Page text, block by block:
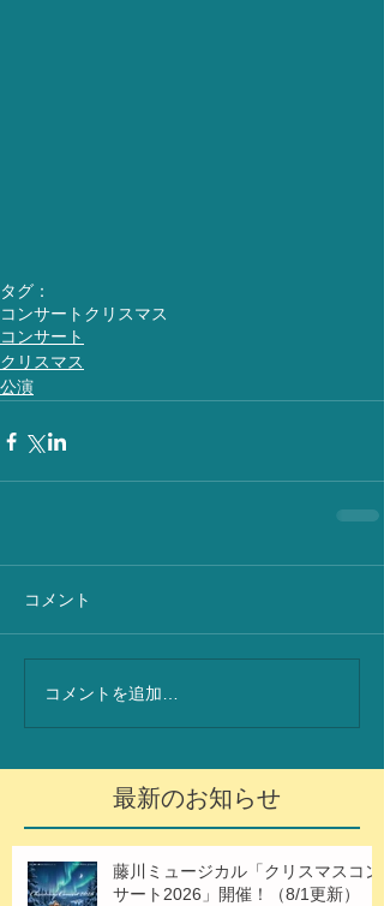
タグ：
コンサート クリスマス
コンサート
クリスマス
公演
コメント
コメントを追加…
最新のお知らせ
藤川ミュージカル「クリスマスコン
サート2026」開催！（8/1更新）